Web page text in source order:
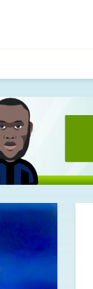
Esposito tra Como e